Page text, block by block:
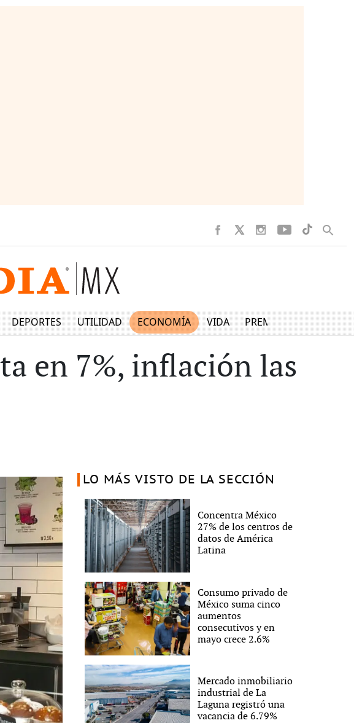
DEPORTES UTILIDAD ECONOMÍA VIDA PREMIUM
en 7%, inflación las
LO MÁS VISTO DE LA SECCIÓN
Concentra México
27% de los centros de
datos de América
Latina
Consumo privado de
México suma cinco
aumentos
consecutivos y en
mayo crece 2.6%
Mercado inmobiliario
industrial de La
Laguna registró una
vacancia de 6.79%